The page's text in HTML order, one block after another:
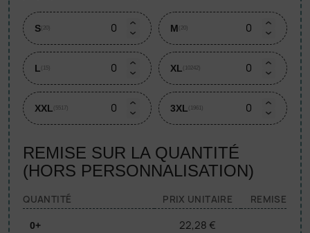
S (20) M (20)
L (15) XL (10242)
XXL (5517) 3XL (1961)
REMISE SUR LA QUANTITÉ
(HORS PERSONNALISATION)
QUANTITÉ PRIX UNITAIRE REMISE
0+ 22,28 €